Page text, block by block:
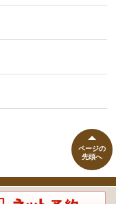
ページの
先頭へ